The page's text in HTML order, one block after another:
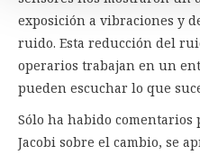
exposición a vibraciones y
ruido. Esta reducción del
operarios trabajan en un
pueden escuchar lo que
Sólo ha habido comentarios
Jacobi sobre el cambio, se